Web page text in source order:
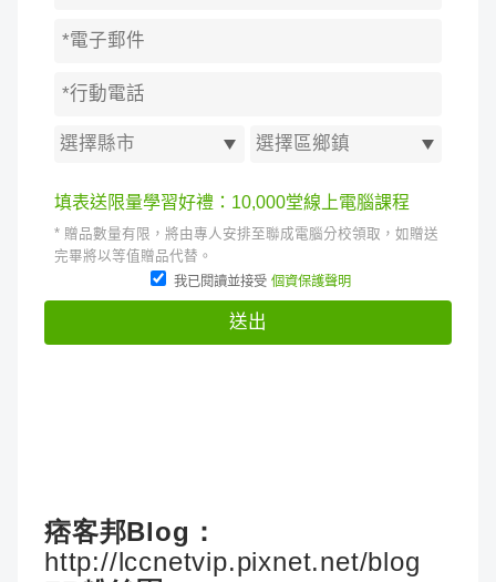
痞客邦Blog：
http://lccnetvip.pixnet.net/blog